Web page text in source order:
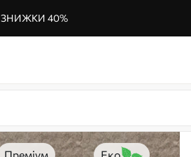
ЗНИЖКИ 40%